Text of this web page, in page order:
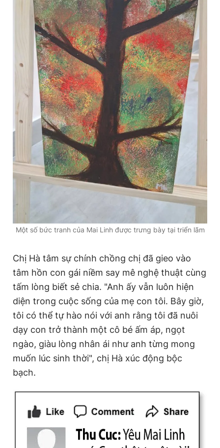
Một số bức tranh của Mai Linh được trưng bày tại triển lãm
Chị Hà tâm sự chính chồng chị đã gieo vào
tâm hồn con gái niềm say mê nghệ thuật cùng
tấm lòng biết sẻ chia. "Anh ấy vẫn luôn hiện
diện trong cuộc sống của mẹ con tôi. Bây giờ,
tôi có thể tự hào nói với anh rằng tôi đã nuôi
dạy con trở thành một cô bé ấm áp, ngọt
ngào, giàu lòng nhân ái như anh từng mong
muốn lúc sinh thời", chị Hà xúc động bộc
bạch.